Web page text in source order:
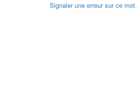
Signaler une erreur sur ce mot.